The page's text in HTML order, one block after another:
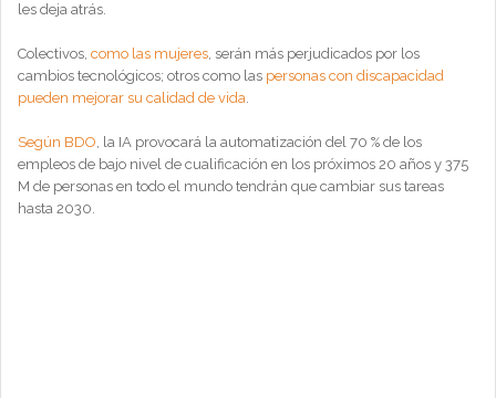
les deja atrás.
Colectivos, como las mujeres, serán más perjudicados por los
cambios tecnológicos; otros como las personas con discapacidad
pueden mejorar su calidad de vida.
Según BDO, la IA provocará la automatización del 70 % de los
empleos de bajo nivel de cualificación en los próximos 20 años y 375
M de personas en todo el mundo tendrán que cambiar sus tareas
hasta 2030.